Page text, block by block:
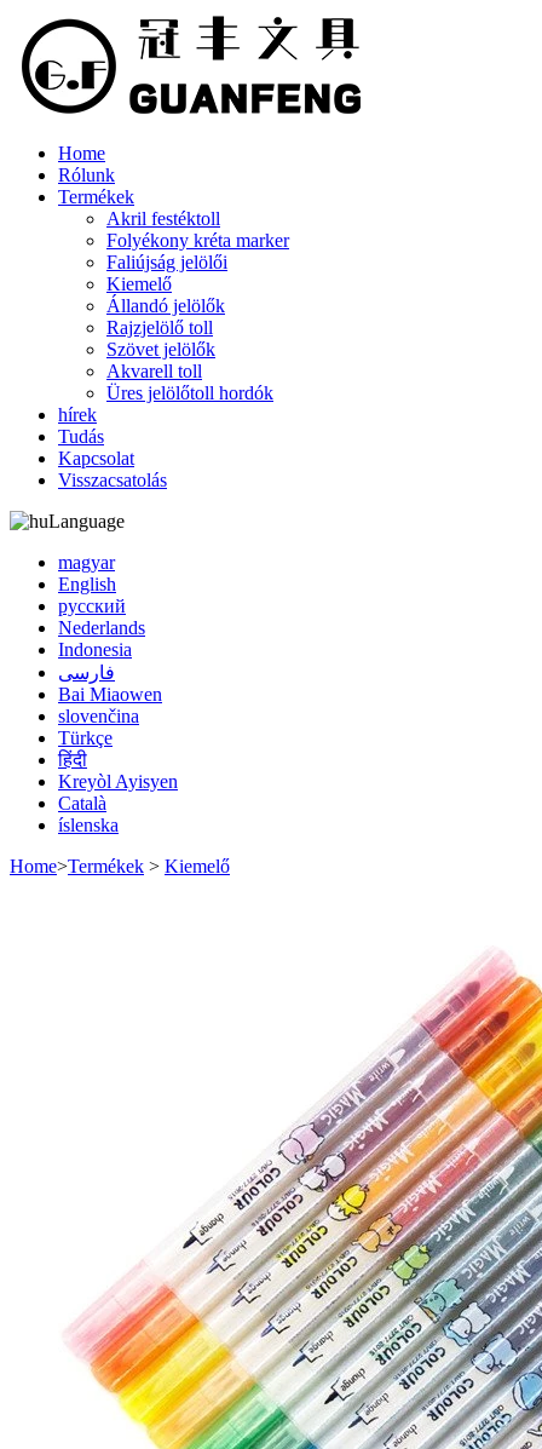
Home
Rólunk
Termékek
Akril festéktoll
Folyékony kréta marker
Faliújság jelölői
Kiemelő
Állandó jelölők
Rajzjelölő toll
Szövet jelölők
Akvarell toll
Üres jelölőtoll hordók
hírek
Tudás
Kapcsolat
Visszacsatolás
Language
magyar
English
русский
Nederlands
Indonesia
فارسی
Bai Miaowen
slovenčina
Türkçe
हिंदी
Kreyòl Ayisyen
Català
íslenska
Home>Termékek > Kiemelő